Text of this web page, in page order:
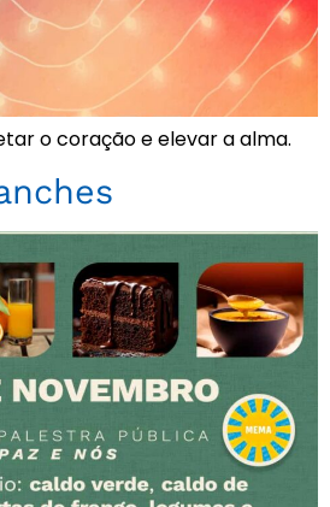
o coração e elevar a alma.